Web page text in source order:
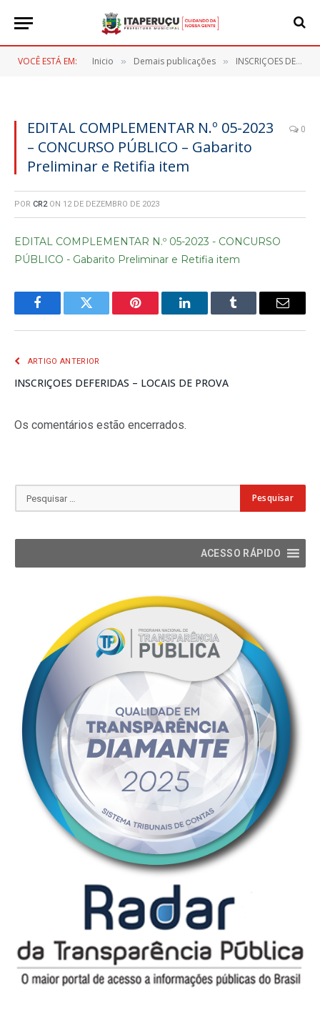
VOCÊ ESTÁ EM: Inicio » Demais publicações » INSCRIÇOES DEFERIDAS – LOCAIS DE PROVA
EDITAL COMPLEMENTAR N.º 05-2023
– CONCURSO PÚBLICO – Gabarito
Preliminar e Retifia item
0
POR CR2 ON 12 DE DEZEMBRO DE 2023
EDITAL COMPLEMENTAR N.º 05-2023 - CONCURSO
PÚBLICO - Gabarito Preliminar e Retifia item
FacebookTwitter Pinterest LinkedInTumblr
E-
ARTIGO ANTERIOR
INSCRIÇOES DEFERIDAS – LOCAIS DE PROVA
Os comentários estão encerrados.
ACESSO RÁPIDO